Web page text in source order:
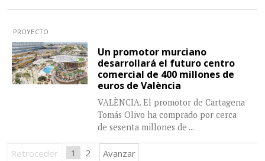
PROYECTO
Un promotor murciano
desarrollará el futuro centro
comercial de 400 millones de
euros de València
VALÈNCIA. El promotor de Cartagena
Tomás Olivo ha comprado por cerca
de sesenta millones de ...
Retroceder 1 2 Avanzar